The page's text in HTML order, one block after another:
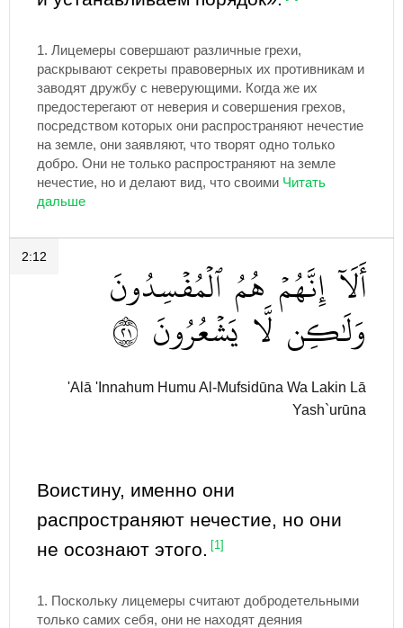
1. Лицемеры совершают различные грехи,
раскрывают секреты правоверных их противникам и
заводят дружбу с неверующими. Когда же их
предостерегают от неверия и совершения грехов,
посредством которых они распространяют нечестие
на земле, они заявляют, что творят одно только
добро. Они не только распространяют на земле
нечестие, но и делают вид, что своими
2:12 أَلَآ إِنَّهُمۡ هُمُ ٱلۡمُفۡسِدُونَ
وَلَٰكِن لَّا يَشۡعُرُونَ ١٢
'Alā 'Innahum Humu Al-Mufsidūna Wa Lakin Lā
Yash`urūna
Воистину, именно они
распространяют нечестие, но они
не осознают этого.
[1]
1. Поскольку лицемеры считают добродетельными
только самих себя, они не находят деяния